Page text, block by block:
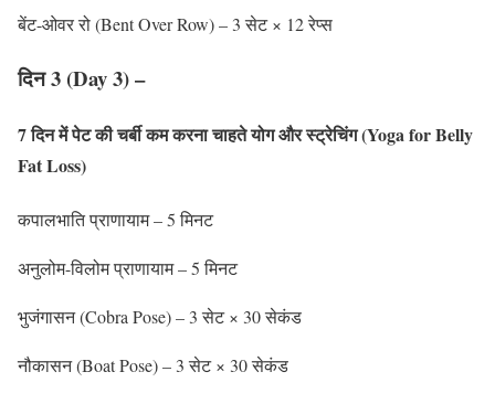
बेंट-ओवर रो (Bent Over Row) – 3 सेट × 12 रेप्स
दिन 3 (Day 3) –
7 दिन में पेट की चर्बी कम करना चाहतेयोग और स्ट्रेचिंग (Yoga for Belly
Fat Loss)
कपालभाति प्राणायाम – 5 मिनट
अनुलोम-विलोम प्राणायाम – 5 मिनट
भुजंगासन (Cobra Pose) – 3 सेट × 30 सेकंड
नौकासन (Boat Pose) – 3 सेट × 30 सेकंड